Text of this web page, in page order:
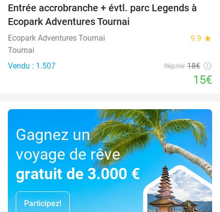
17%
Entrée accrobranche + évtl. parc Legends à
Ecopark Adventures Tournai
Ecopark Adventures Tournai 9.9 star
Tournai
Vendu : 1.507
Régulier 18€
15€
Gagnez un
voyage de rêve
gratuit de 3.000 €
Participez!